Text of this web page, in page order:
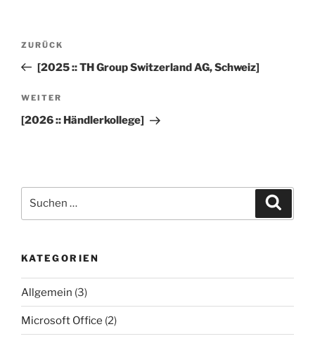
Beitragsnavigation
Vorheriger
Beitrag
ZURÜCK
[2025 :: TH Group Switzerland AG, Schweiz]
Nächster
Beitrag
WEITER
[2026 :: Händlerkollege]
nach:
KATEGORIEN
Allgemein (3)
Microsoft Office (2)